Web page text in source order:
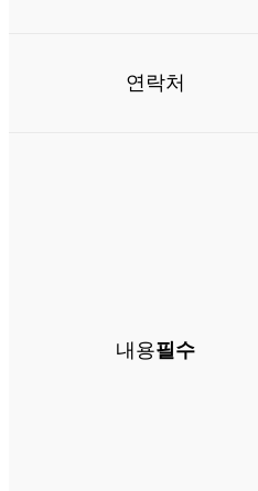
연락처
내용필수